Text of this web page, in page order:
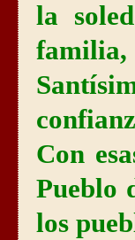
la
Con
Pueblo
los